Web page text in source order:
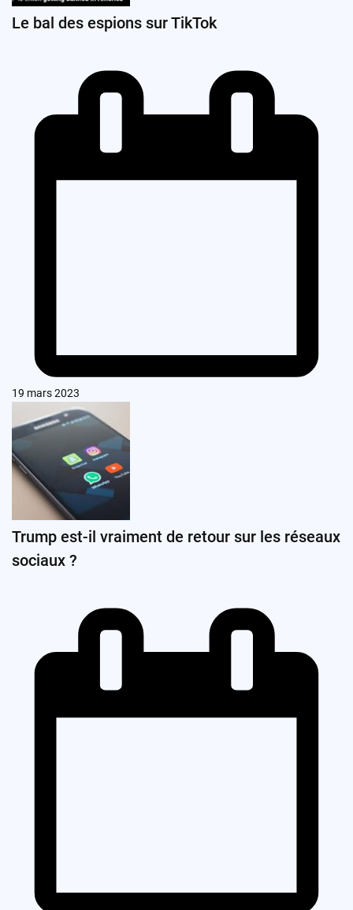
Le bal des espions sur TikTok
19 mars 2023
Trump est-il vraiment de retour sur les réseaux
sociaux ?